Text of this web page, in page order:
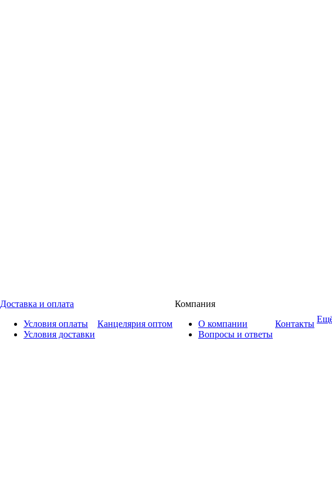
Доставка и оплата
Условия оплаты
Условия доставки
Канцелярия оптом
Компания
О компании
Вопросы и ответы
Контакты